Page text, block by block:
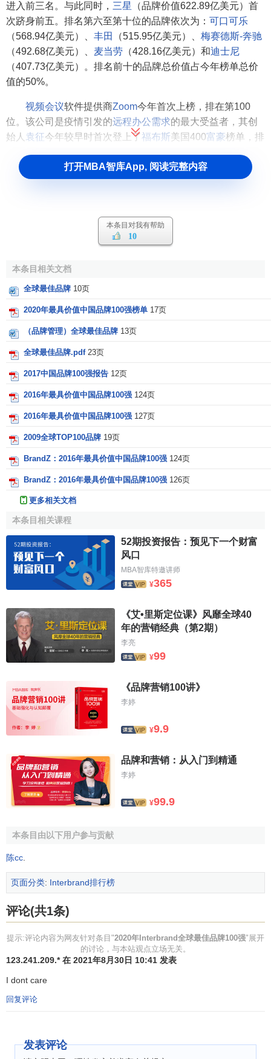
进入前三名。与此同时， 三星
（品牌价值622.89亿美元）首
次跻身前五。排名第六至第十位的品牌依次为： 可口可乐
（568.94亿美元）、 丰田 （515.95亿美元）、 梅赛德斯-奔驰
（492.68亿美元）、 麦当劳 （428.16亿美元）和迪士尼
（407.73亿美元）。排名前十的品牌总价值占今年榜单总价
值的50%。
视频会议软件提供商Zoom今年首次上榜，排在第100
位。该公司是疫情引发的远程办公需求的最大受益者，其创
始人 袁征今年较早时首次登上了福布斯美国400富豪榜单，排
华为仍是唯一上榜的中国品牌，今年排名第80位。
名
品牌名称
1
苹果
2
亚马逊 60%
200667$m
3
微软 53%
4
谷歌
5
三星 2%
可口可乐 -10%
9
10
11
-4%
39756$m
英特尔
13
脸书
14
IBM -14%
34885$m
15
耐克
34388$m
-4%
34119$m
18
SAP 12%
28011$m
19
Instagram NEW
20
本田 -11%
21694$m
香奈儿
21203$m
22
摩根大通
23
25
宜家 3%
18870$m
26
百事可乐 -9%
27
Adobe 41%
18206$m
29
GE -30%
30
31
埃森哲 2%
16552$m
32
古驰 -2%
15675$m
33
百威啤酒
34
帮宝适 -4%
15073$m
-13%
14862$m
特斯拉
打开MBA智库App, 阅读完整内容
本条目对我有帮助
10
本条目相关文档
全球最佳品牌 10页
2020年最具价值中国品牌100强榜单 17页
（品牌管理）全球最佳品牌 13页
全球最佳品牌.pdf 23页
2017中国品牌100强报告 12页
2016年最具价值中国品牌100强 124页
2016年最具价值中国品牌100强 127页
2009全球TOP100品牌 19页
BrandZ：2016年最具价值中国品牌100强 124页
BrandZ：2016年最具价值中国品牌100强 126页
更多相关文档
本条目相关课程
52期投资报告：预见下一个财富
风口
MBA智库特邀讲师
¥365
《艾•里斯定位课》风靡全球40
年的营销经典（第2期）
李亮
¥99
《品牌营销100讲》
李婷
¥9.9
品牌和营销：从入门到精通
李婷
¥99.9
本条目由以下用户参与贡献
陈cc
页面分类: Interbrand排行榜
评论(共1条)
提示:评论内容为网友针对条目"2020年Interbrand全球最佳品牌100强"展开
的讨论，与本站观点立场无关。
123.241.209.* 在 2021年8月30日 10:41 发表
I dont care
回复评论
发表评论